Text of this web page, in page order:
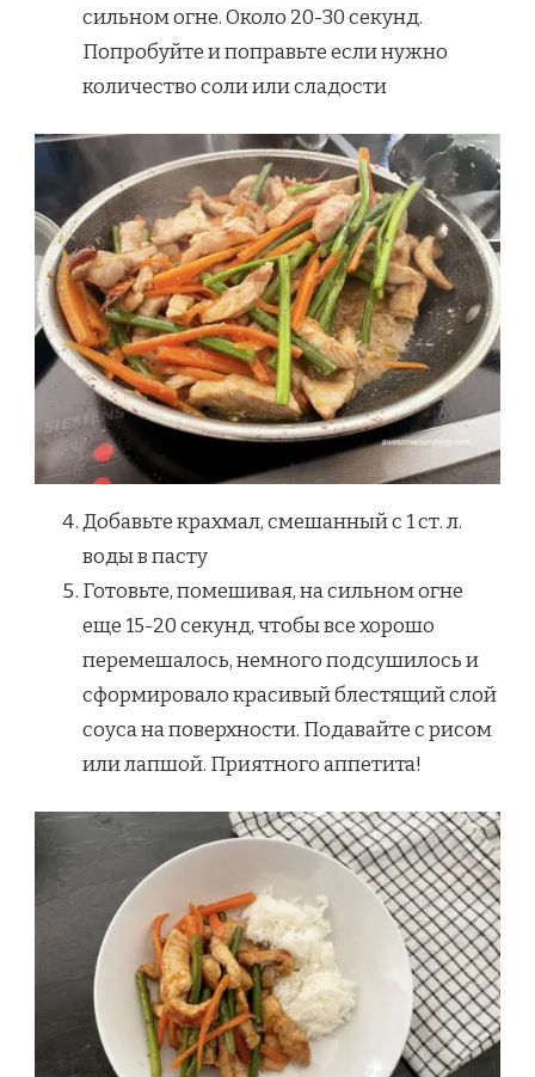
сильном огне. Около 20-30 секунд.
Попробуйте и поправьте если нужно
количество соли или сладости
Добавьте крахмал, смешанный с 1 ст. л.
воды в пасту
Готовьте, помешивая, на сильном огне
еще 15-20 секунд, чтобы все хорошо
перемешалось, немного подсушилось и
сформировало красивый блестящий слой
соуса на поверхности. Подавайте с рисом
или лапшой. Приятного аппетита!